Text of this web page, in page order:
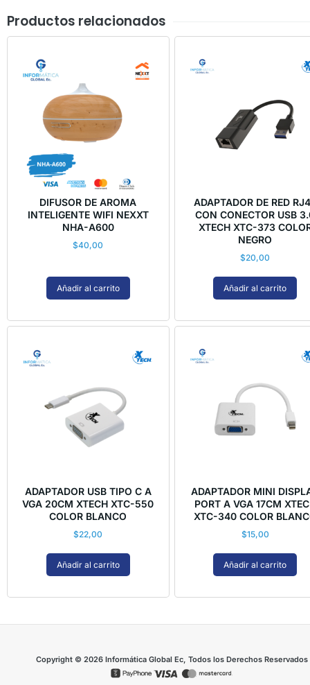
Productos relacionados
DIFUSOR DE AROMA
INTELIGENTE WIFI NEXXT
NHA-A600
$40,00
Añadir al carrito
ADAPTADOR DE RED
CON CONECTOR USB
XTECH XTC-373
NEGRO
$20,00
Añadir al carrito
ADAPTADOR USB TIPO C A
VGA 20CM XTECH XTC-550
COLOR BLANCO
$22,00
Añadir al carrito
ADAPTADOR MINI
PORT A VGA 17CM
XTC-340 COLOR
$15,00
Añadir al carrito
Copyright © 2026 Informática Global Ec, Todos los Derechos Reservados